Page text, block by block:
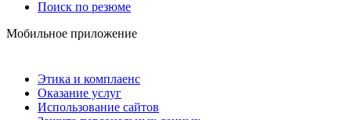
Поиск по резюме
Мобильное приложение
Этика и комплаенс
Оказание услуг
Использование сайтов